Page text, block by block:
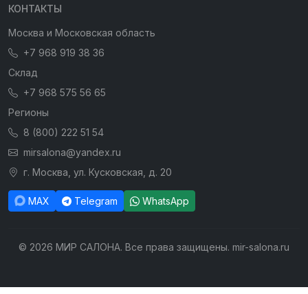
КОНТАКТЫ
Москва и Московская область
+7 968 919 38 36
Склад
+7 968 575 56 65
Регионы
8 (800) 222 51 54
mirsalona@yandex.ru
г. Москва, ул. Кусковская, д. 20
MAX Telegram WhatsApp
© 2026 МИР САЛОНА. Все права защищены. mir-salona.ru